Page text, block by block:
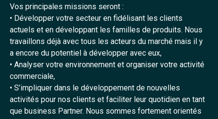
Vos principales missions seront :
• Développer votre secteur en fidélisant les clients
actuels et en développant les familles de produits. Nous
travaillons déjà avec tous les acteurs du marché mais il y
a encore du potentiel à développer avec eux,
• Analyser votre environnement et organiser votre activité
commerciale,
• S’impliquer dans le développement de nouvelles
activités pour nos clients et faciliter leur quotidien en tant
que business Partner. Nous sommes fortement orientés